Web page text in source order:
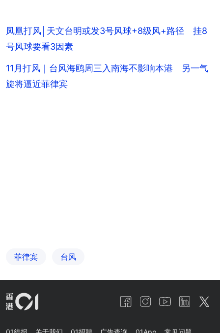
凤凰打风│天文台明或发3号风球+8级风+路径 挂8
号风球要看3因素
11月打风｜台风海鸥周三入南海不影响本港 另一气
旋将逼近菲律宾
菲律宾 台风